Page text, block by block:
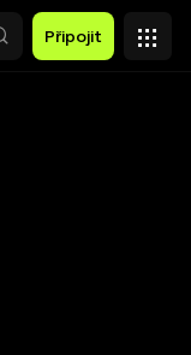
Připojit